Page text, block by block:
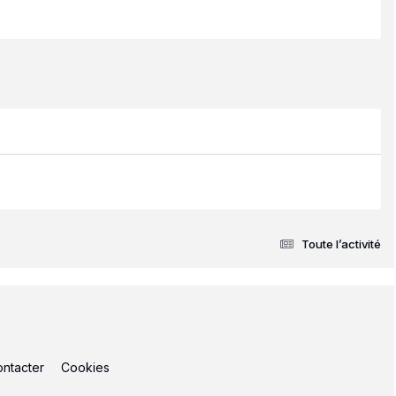
Toute l’activité
Cookies